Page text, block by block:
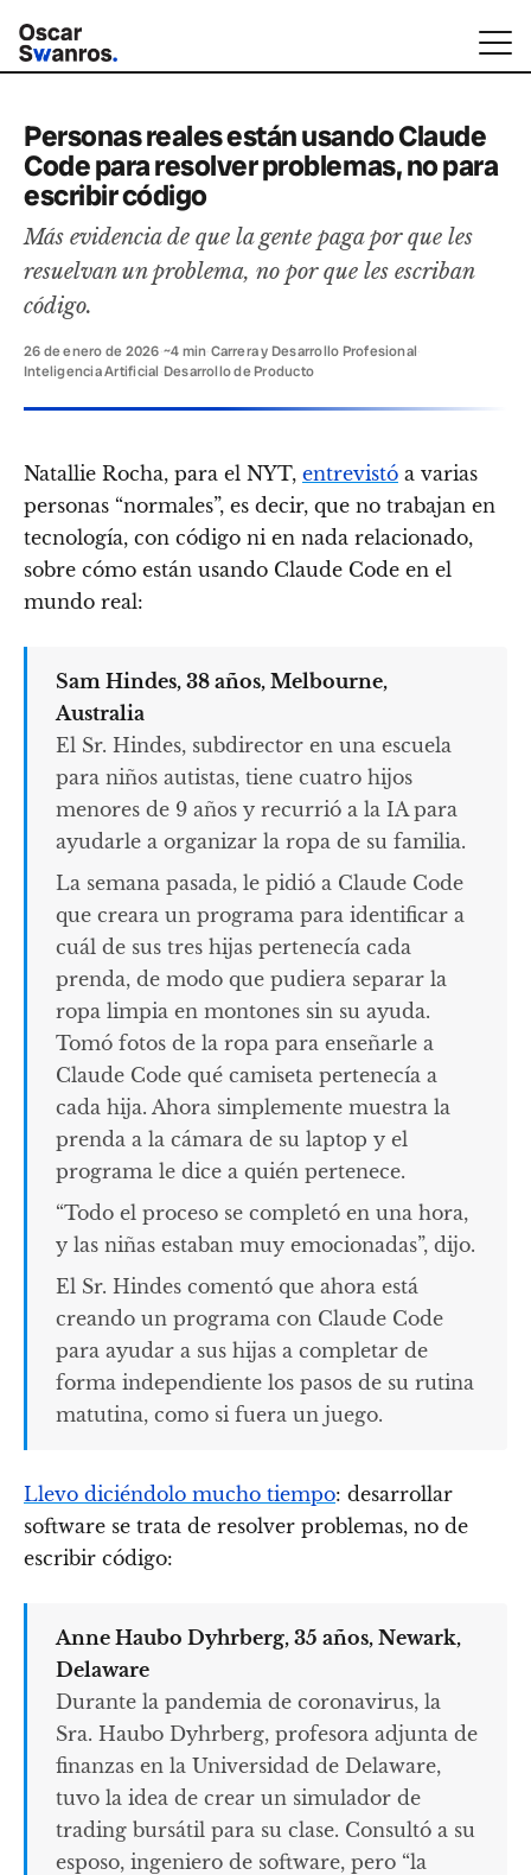
Personas reales están usando Claude
Code para resolver problemas, no para
escribir código
Más evidencia de que la gente paga por que les
resuelvan un problema, no por que les escriban
código.
26 de enero de 2026 ~4 min Carrera y Desarrollo Profesional
Inteligencia Artificial Desarrollo de Producto
Natallie Rocha, para el NYT, entrevistó a varias
personas “normales”, es decir, que no trabajan en
tecnología, con código ni en nada relacionado,
sobre cómo están usando Claude Code en el
mundo real:
Sam Hindes, 38 años, Melbourne,
Australia
El Sr. Hindes, subdirector en una escuela
para niños autistas, tiene cuatro hijos
menores de 9 años y recurrió a la IA para
ayudarle a organizar la ropa de su familia.
La semana pasada, le pidió a Claude Code
que creara un programa para identificar a
cuál de sus tres hijas pertenecía cada
prenda, de modo que pudiera separar la
ropa limpia en montones sin su ayuda.
Tomó fotos de la ropa para enseñarle a
Claude Code qué camiseta pertenecía a
cada hija. Ahora simplemente muestra la
prenda a la cámara de su laptop y el
programa le dice a quién pertenece.
“Todo el proceso se completó en una hora,
y las niñas estaban muy emocionadas”, dijo.
El Sr. Hindes comentó que ahora está
creando un programa con Claude Code
para ayudar a sus hijas a completar de
forma independiente los pasos de su rutina
matutina, como si fuera un juego.
Llevo diciéndolo mucho tiempo: desarrollar
software se trata de resolver problemas, no de
escribir código:
Anne Haubo Dyhrberg, 35 años, Newark,
Delaware
Durante la pandemia de coronavirus, la
Sra. Haubo Dyhrberg, profesora adjunta de
finanzas en la Universidad de Delaware,
tuvo la idea de crear un simulador de
trading bursátil para su clase. Consultó a su
esposo, ingeniero de software, pero “la